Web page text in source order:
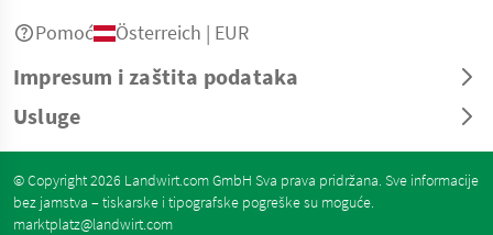
Impresum i zaštita podataka
Usluge
Pomoć Österreich | EUR
© Copyright 2026 Landwirt.com GmbH Sva prava pridržana. Sve informacije
bez jamstva – tiskarske i tipografske pogreške su moguće.
marktplatz@landwirt.com